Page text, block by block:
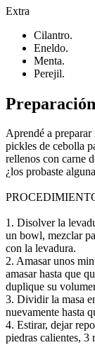
Extra
Cilantro.
Eneldo.
Menta.
Perejil.
Preparación
Aprendé a
pickles de cebolla
rellenos con carne
¿los probaste
1. Disolver la
un bowl, mezclar
con la levadura.
2. Amasar unos
amasar hasta que
duplique su
3. Dividir la masa
nuevamente hasta
4. Estirar, dejar
piedras calientes, 3